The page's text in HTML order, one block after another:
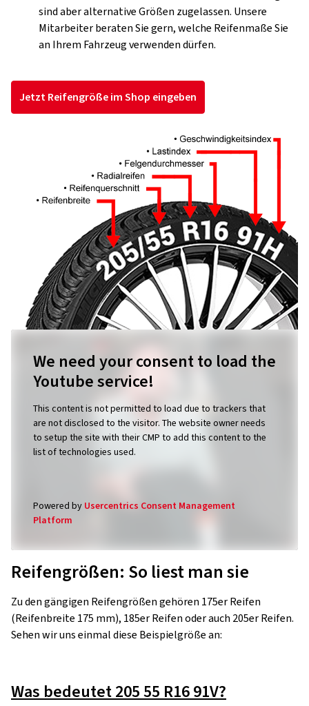
sind aber alternative Größen zugelassen. Unsere
Mitarbeiter beraten Sie gern, welche Reifenmaße Sie
an Ihrem Fahrzeug verwenden dürfen.
Jetzt Reifengröße im Shop eingeben
We need your consent to load the
Youtube service!
This content is not permitted to load due to trackers that
are not disclosed to the visitor. The website owner needs
to setup the site with their CMP to add this content to the
list of technologies used.
Powered by Usercentrics Consent Management
Platform
Reifengrößen: So liest man sie
Zu den gängigen Reifengrößen gehören 175er Reifen
(Reifenbreite 175 mm), 185er Reifen oder auch 205er Reifen.
Sehen wir uns einmal diese Beispielgröße an:
Was bedeutet 205 55 R16 91V?